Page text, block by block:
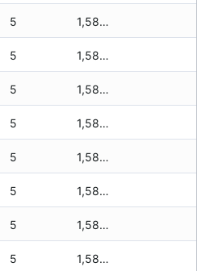
5 1,580 zł
5 1,580 zł
5 1,580 zł
5 1,580 zł
5 1,580 zł
5 1,580 zł
5 1,580 zł
5 1,580 zł